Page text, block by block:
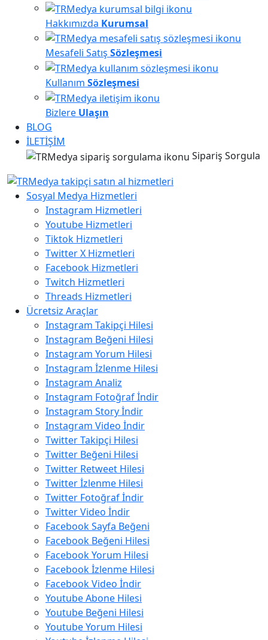
Hakkımızda Kurumsal
Mesafeli Satış Sözleşmesi
Kullanım Sözleşmesi
Bizlere Ulaşın
BLOG
İLETİŞİM
Sipariş Sorgula
Sosyal Medya Hizmetleri
Instagram Hizmetleri
Youtube Hizmetleri
Tiktok Hizmetleri
Twitter X Hizmetleri
Facebook Hizmetleri
Twitch Hizmetleri
Threads Hizmetleri
Ücretsiz Araçlar
Instagram Takipçi Hilesi
Instagram Beğeni Hilesi
Instagram Yorum Hilesi
Instagram İzlenme Hilesi
Instagram Analiz
Instagram Fotoğraf İndir
Instagram Story İndir
Instagram Video İndir
Twitter Takipçi Hilesi
Twitter Beğeni Hilesi
Twitter Retweet Hilesi
Twitter İzlenme Hilesi
Twitter Fotoğraf İndir
Twitter Video İndir
Facebook Sayfa Beğeni
Facebook Beğeni Hilesi
Facebook Yorum Hilesi
Facebook İzlenme Hilesi
Facebook Video İndir
Youtube Abone Hilesi
Youtube Beğeni Hilesi
Youtube Yorum Hilesi